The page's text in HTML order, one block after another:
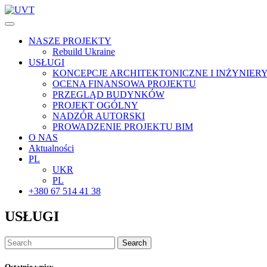
NASZE PROJEKTY
Rebuild Ukraine
USŁUGI
KONCEPCJE ARCHITEKTONICZNE I
OCENA FINANSOWA PROJEKTU
PRZEGLĄD BUDYNKÓW
PROJEKT OGÓLNY
NADZÓR AUTORSKI
PROWADZENIE PROJEKTU BIM
O NAS
Aktualności
PL
UKR
PL
+380 67 514 41 38
USŁUGI
Search